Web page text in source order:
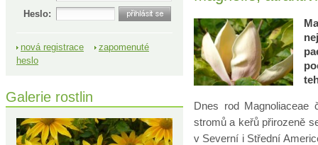
Dnes rod Magnoliaceae
stromů a keřů přirozeně
v Severní i Střední
Heslo:
nová registrace
zapomenuté
heslo
Galerie rostlin